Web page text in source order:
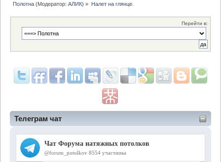
Телеграм чат
Полотна (Модератор:АЛИК) » Налет на глянце.
Перейти в: